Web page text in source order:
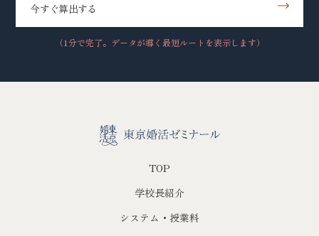
今すぐ算出する
（1分で完了。データが導く最短ルートを表示します）
TOP
学校長紹介
システム・授業料